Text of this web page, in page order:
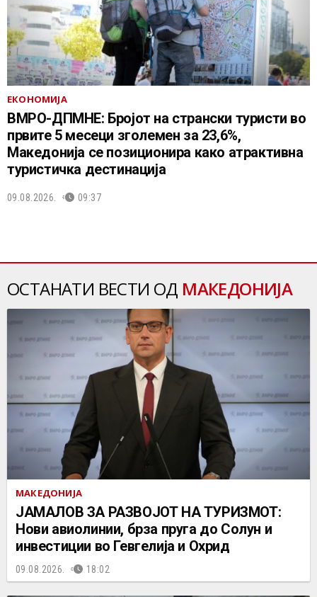
ЕКОНОМИЈА
ВМРО-ДПМНЕ: Бројот на странски туристи во
првите 5 месеци зголемен за 23,6%,
Македонија се позиционира како атрактивна
туристичка дестинација
09.08.2026. 09:37
ОСТАНАТИ ВЕСТИ ОД МАКЕДОНИЈА
МАКЕДОНИЈА
ЈАМАЛОВ ЗА РАЗВОЈОТ НА ТУРИЗМОТ:
Нови авиолинии, брза пруга до Солун и
инвестиции во Гевгелија и Охрид
09.08.2026. 18:02